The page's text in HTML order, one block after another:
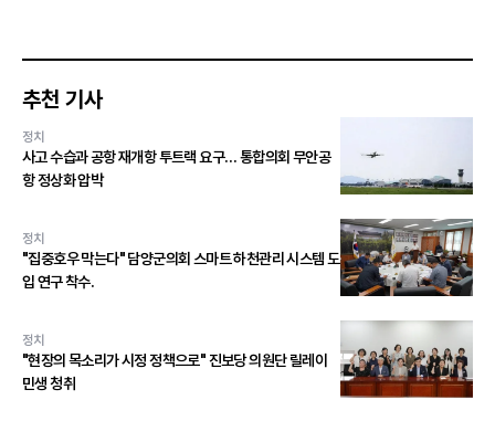
추천 기사
정치
사고 수습과 공항 재개항 투트랙 요구… 통합의회 무안공
항 정상화 압박
정치
"집중호우 막는다" 담양군의회 스마트 하천관리 시스템 도
입 연구 착수.
정치
"현장의 목소리가 시정 정책으로" 진보당 의원단 릴레이
민생 청취